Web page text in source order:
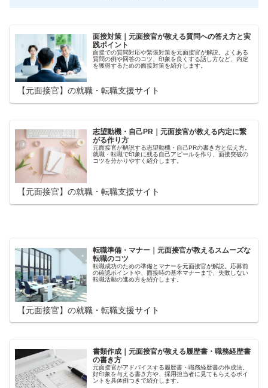
面接対策｜元面接官が教える質問への答え方と実
践ポイント
面接での質問対応や緊張対策を元面接官が解説。よくある
質問の例や回答のコツ、印象を良くする話し方など、内定
を獲得するための面接対策を紹介します。
【元面接官】の就職・転職支援サイト
志望動機・自己PR｜元面接官が教える内定に繋
がる作り方
元面接官が解説する志望動機・自己PRの書き方と伝え方。
就職・転職で印象に残る自己アピールを作り、面接突破の
コツを分かりやすく紹介します。
【元面接官】の就職・転職支援サイト
転職準備・マナー｜元面接官が教えるスムーズな
転職のコツ
転職成功のための準備とマナーを元面接官が解説。応募前
の確認ポイントや、面接時の基本マナーまで、失敗しない
転職活動の進め方を紹介します。
【元面接官】の就職・転職支援サイト
書類作成｜元面接官が教える履歴書・職務経歴書
の書き方
元面接官がアドバイスする履歴書・職務経歴書の作成法。
好印象を与える書き方や、採用担当者に見てもらえるポイ
ントを具体例つきで紹介します。